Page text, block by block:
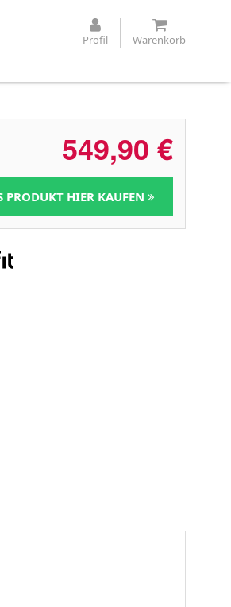
Profil Warenkorb
549,90 €
PRODUKT HIER KAUFEN